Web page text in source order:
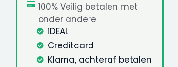
100% Veilig betalen met
onder andere
iDEAL
Creditcard
Klarna, achteraf betalen